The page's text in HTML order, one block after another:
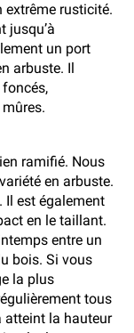
rusticité.
jusqu’à
un port
arbuste. Il
ramifié. Nous
en arbuste.
Il est également
en le taillant.
entre un
bois. Si vous
la plus
tous
atteint la hauteur